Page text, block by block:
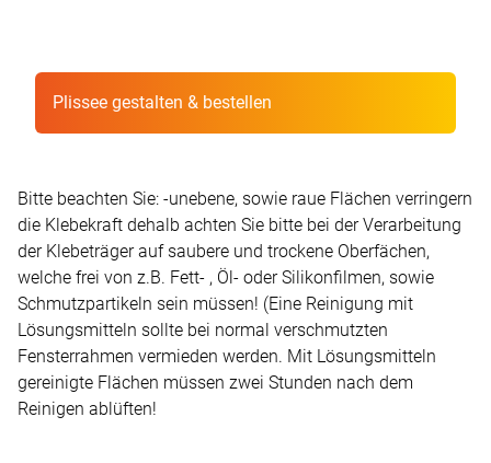
Plissee gestalten & bestellen
Bitte beachten Sie: -unebene, sowie raue Flächen verringern
die Klebekraft dehalb achten Sie bitte bei der Verarbeitung
der Klebeträger auf saubere und trockene Oberfächen,
welche frei von z.B. Fett- , Öl- oder Silikonfilmen, sowie
Schmutzpartikeln sein müssen! (Eine Reinigung mit
Lösungsmitteln sollte bei normal verschmutzten
Fensterrahmen vermieden werden. Mit Lösungsmitteln
gereinigte Flächen müssen zwei Stunden nach dem
Reinigen ablüften!